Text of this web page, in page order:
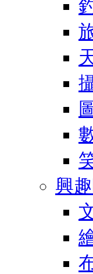
興